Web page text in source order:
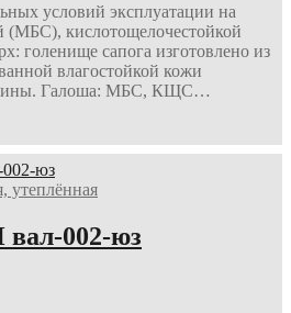
условий эксплуатации на
(МБС), кислотощелочестойкой
голенище сапога изготовлено из
влагостойкой кожи
Галоша: МБС, КЩС…
утеплённая
002-юз